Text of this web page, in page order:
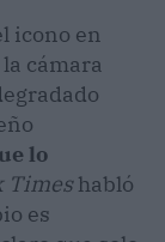
icono en
cámara
lo
Timeshabló
es